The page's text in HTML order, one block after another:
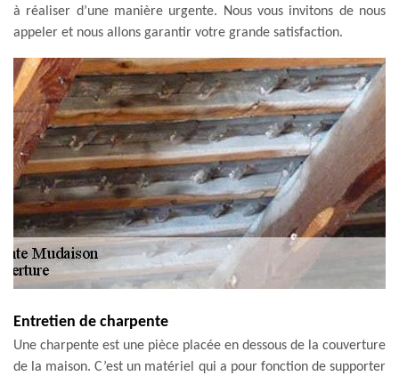
à réaliser d’une manière urgente. Nous vous invitons de nous
appeler et nous allons garantir votre grande satisfaction.
Entretien de charpente
Une charpente est une pièce placée en dessous de la couverture
de la maison. C’est un matériel qui a pour fonction de supporter